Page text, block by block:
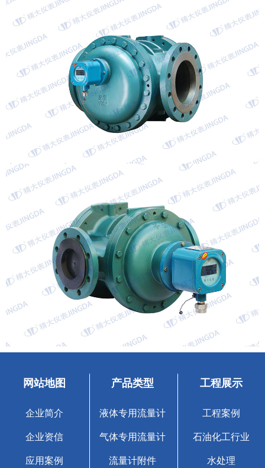
网站地图
企业简介
企业资信
应用案例
产品类型
液体专用流量计
气体专用流量计
流量计附件
工程展示
工程案例
石油化工行业
水处理